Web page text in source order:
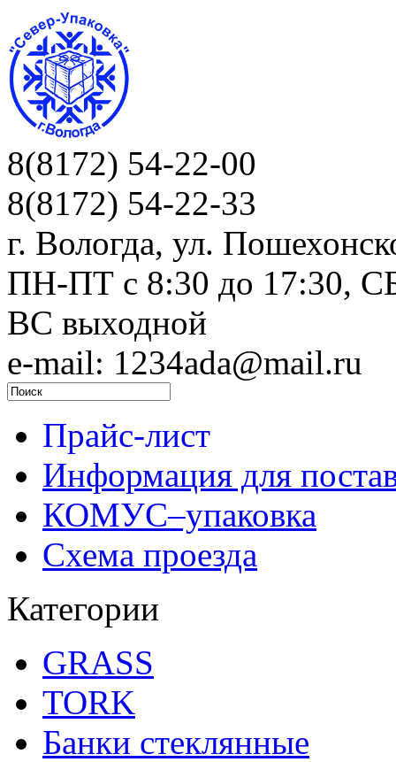
8(8172) 54-22-00
8(8172) 54-22-33
г. Вологда, ул.
ПН-ПТ c 8:30 до 17:30,
ВС выходной
e-mail: 1234ada@mail.ru
Прайс-лист
Информация для
КОМУС–упаковка
Схема проезда
Категории
GRASS
TORK
Банки стеклянные